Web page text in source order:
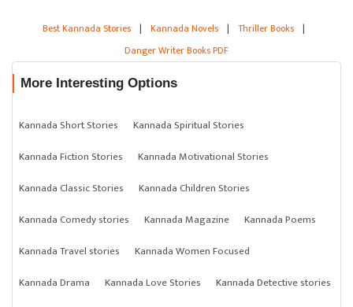
Best Kannada Stories | Kannada Novels | Thriller Books |
Danger Writer Books PDF
More Interesting Options
Kannada Short Stories
Kannada Spiritual Stories
Kannada Fiction Stories
Kannada Motivational Stories
Kannada Classic Stories
Kannada Children Stories
Kannada Comedy stories
Kannada Magazine
Kannada Poems
Kannada Travel stories
Kannada Women Focused
Kannada Drama
Kannada Love Stories
Kannada Detective stories